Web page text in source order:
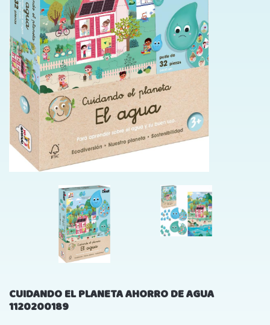
CUIDANDO EL PLANETA AHORRO DE AGUA
1120200189